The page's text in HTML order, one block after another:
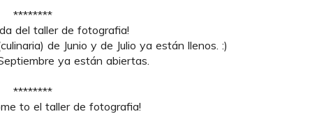
********
del taller de fotografia!
de Junio y de Julio ya están llenos. :)
ya están abiertas.
********
to el taller de fotografia!